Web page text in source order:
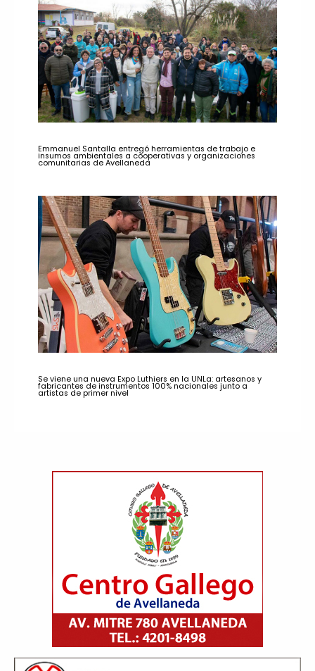
Emmanuel Santalla entregó herramientas de trabajo e
insumos ambientales a cooperativas y organizaciones
comunitarias de Avellaneda
Se viene una nueva Expo Luthiers en la UNLa: artesanos y
fabricantes de instrumentos 100% nacionales junto a
artistas de primer nivel